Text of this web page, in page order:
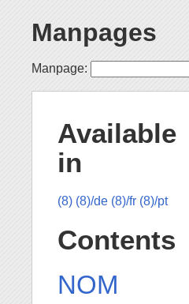
Manpages
Manpage:
Available
in
(8) (8)/de (8)/fr (8)/pt
Contents
NOM